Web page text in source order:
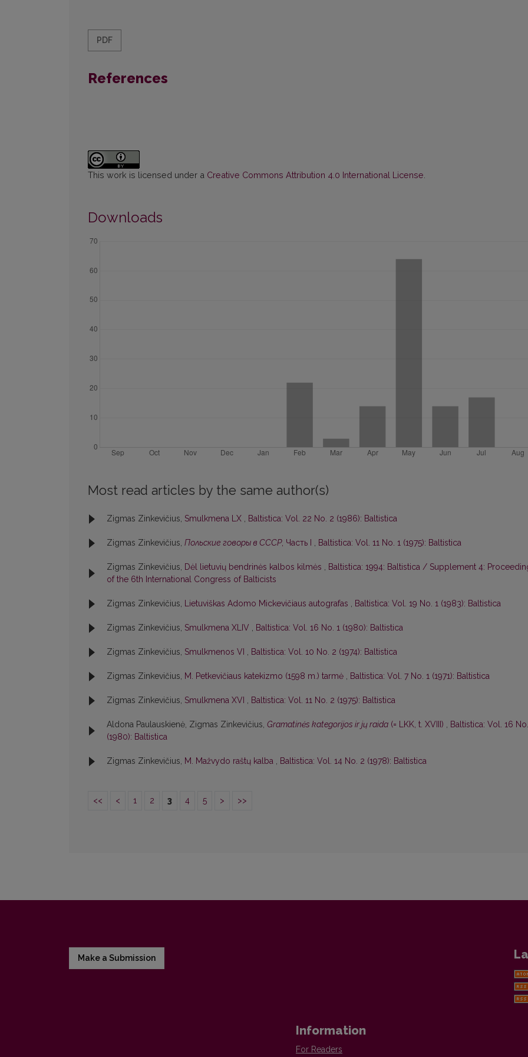
PDF
References
This work is licensed under a Creative Commons Attribution 4.0 International License
Downloads
Most read articles by the same author(s)
Zigmas Zinkevičius, Smulkmena LX , Baltistica: Vol. 22 No. 2 (1986): Baltistica
Zigmas Zinkevičius, Польские говоры в СССР, Часть I , Baltistica: Vol. 11 No. 1 (1975): Baltistica
Zigmas Zinkevičius, Dėl lietuvių bendrinės kalbos kilmės , Baltistica: 1994: Baltistica / Supplement 4:
of the 6th International Congress of Balticists
Zigmas Zinkevičius, Lietuviškas Adomo Mickevičiaus autografas , Baltistica: Vol. 19 No. 1 (1983): Baltistica
Zigmas Zinkevičius, Smulkmena XLIV , Baltistica: Vol. 16 No. 1 (1980): Baltistica
Zigmas Zinkevičius, Smulkmenos VI , Baltistica: Vol. 10 No. 2 (1974): Baltistica
Zigmas Zinkevičius, M. Petkevičiaus katekizmo (1598 m.) tarmė , Baltistica: Vol. 7 No. 1 (1971): Baltistica
Zigmas Zinkevičius, Smulkmena XVI , Baltistica: Vol. 11 No. 2 (1975): Baltistica
Aldona Paulauskienė, Zigmas Zinkevičius, Gramatinės kategorijos ir jų raida (= LKK, t. XVIII) , Baltistica: Vol. 16
(1980): Baltistica
Zigmas Zinkevičius, M. Mažvydo raštų kalba , Baltistica: Vol. 14 No. 2 (1978): Baltistica
<< < 1 2 3 4 5 > >>
Make a Submission
Information
For Readers